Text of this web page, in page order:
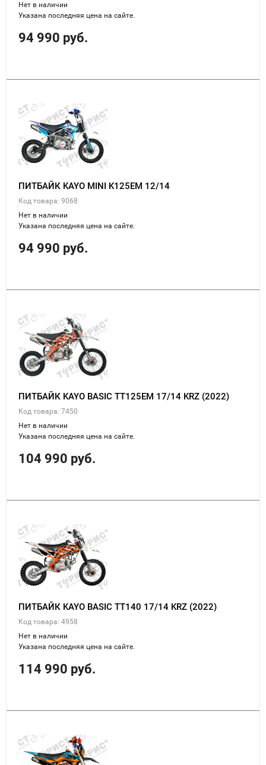
Нет в наличии
Указана последняя цена на сайте.
94 990 руб.
ПИТБАЙК KAYO MINI K125EM 12/14
Код товара: 9068
Нет в наличии
Указана последняя цена на сайте.
94 990 руб.
ПИТБАЙК KAYO BASIC TT125EM 17/14 KRZ (2022)
Код товара: 7450
Нет в наличии
Указана последняя цена на сайте.
104 990 руб.
ПИТБАЙК KAYO BASIC TT140 17/14 KRZ (2022)
Код товара: 4958
Нет в наличии
Указана последняя цена на сайте.
114 990 руб.